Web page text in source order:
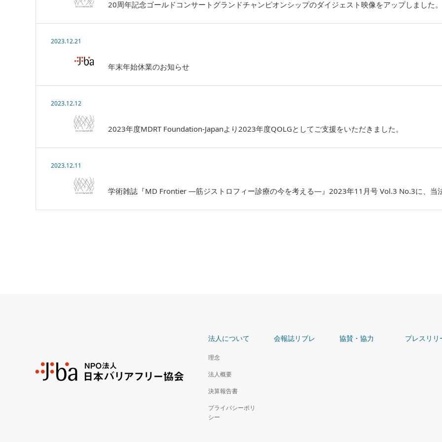
20周年記念ゴールドコンサートグランドチャンピオンシップのダイジェスト映像をアップしました。
2023.12.21
年末年始休業のお知らせ
2023.12.12
2023年度MDRT Foundation-Japanより2023年度QOLGとしてご支援をいただきました。
2023.12.11
学術雑誌『MD Frontier ―筋ジストロフィー診療の今を考える―』2023年11月号 Vol.3 No.3に、当
法人について
理念
法人概要
決算報告書
プライバシーポリ
シー
会報誌リブレ 協賛・協力 プレスリリ